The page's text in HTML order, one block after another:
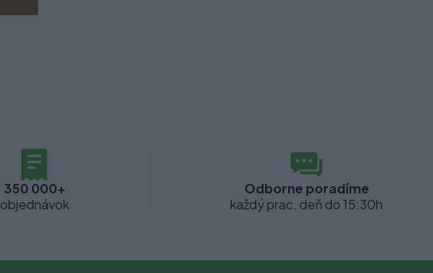
350 000+
objednávok
Odborne poradíme
každý prac. deň do 15:30h